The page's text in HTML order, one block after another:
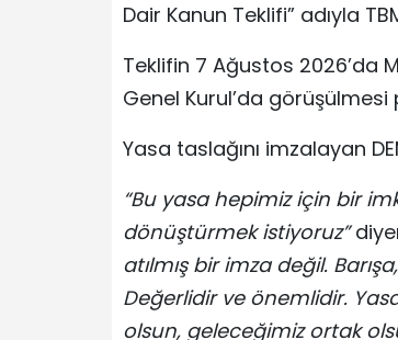
Dair Kanun Teklifi” adıyla
Teklifin 7 Ağustos 2026’da
Genel Kurul’da görüşülmesi
Yasa taslağını imzalayan
“Bu yasa hepimiz için bir
dönüştürmek istiyoruz”
atılmış bir imza değil.
Değerlidir ve önemlidir.
olsun, geleceğimiz ortak